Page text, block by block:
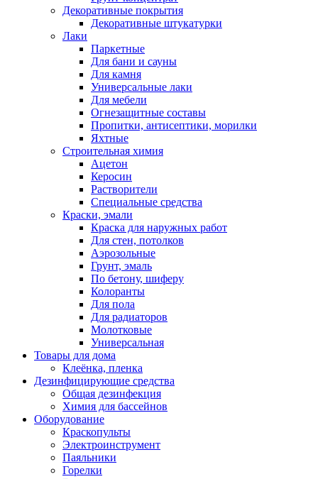
Декоративные покрытия
Декоративные штукатурки
Лаки
Паркетные
Для бани и сауны
Для камня
Универсальные лаки
Для мебели
Огнезащитные составы
Пропитки, антисептики, морилки
Яхтные
Строительная химия
Ацетон
Керосин
Растворители
Специальные средства
Краски, эмали
Краска для наружных работ
Для стен, потолков
Аэрозольные
Грунт, эмаль
По бетону, шиферу
Колоранты
Для пола
Для радиаторов
Молотковые
Универсальная
Товары для дома
Клеёнка, пленка
Дезинфицирующие средства
Общая дезинфекция
Химия для бассейнов
Оборудование
Краскопульты
Электроинструмент
Паяльники
Горелки